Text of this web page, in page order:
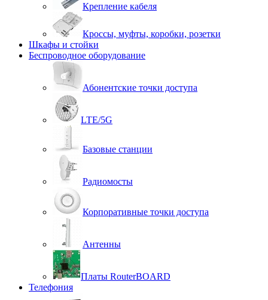
Крепление кабеля
Кроссы, муфты, коробки, розетки
Шкафы и стойки
Беспроводное оборудование
Абонентские точки доступа
LTE/5G
Базовые станции
Радиомосты
Корпоративные точки доступа
Антенны
Платы RouterBOARD
Телефония